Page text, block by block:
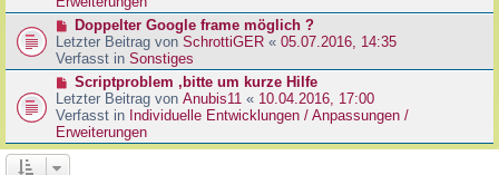
t
a
g
r
B
e
i
r
a
g
N
e
u
e
r
B
e
i
t
Doppelter Google frame möglich ?
Letzter Beitrag von SchrottiGER « 05.07.2016, 14:35
Verfasst in Sonstiges
N
e
u
e
r
Scriptproblem ,bitte um kurze Hilfe
Letzter Beitrag von Anubis11 « 10.04.2016, 17:00
Verfasst in Individuelle Entwicklungen / Anpassungen /
Erweiterungen